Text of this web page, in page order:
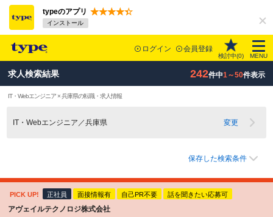
typeのアプリ
インストール
ログイン 会員登録
検討中(0) MENU
求人検索結果 242件中1～50件表示
IT・Webエンジニア × 兵庫県の転職・求人情報
IT・Webエンジニア／兵庫県 変更
保存した検索条件
PICK UP! 正社員 面接情報有 自己PR不要 話を聞きたい応募可
アヴェイルテクノロジ株式会社